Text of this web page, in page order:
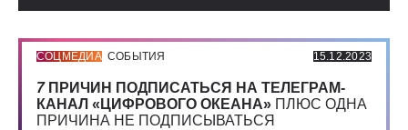
СОЦМЕДИА СОБЫТИЯ 15.12.2023
7 ПРИЧИН ПОДПИСАТЬСЯ НА ТЕЛЕГРАМ-
КАНАЛ «ЦИФРОВОГО ОКЕАНА» ПЛЮС ОДНА
ПРИЧИНА НЕ ПОДПИСЫВАТЬСЯ